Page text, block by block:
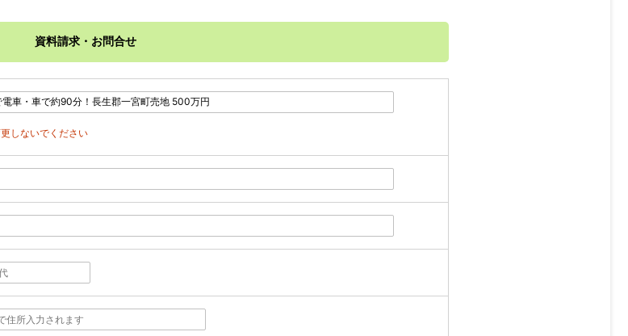
資料請求・お問合せ
しないでください